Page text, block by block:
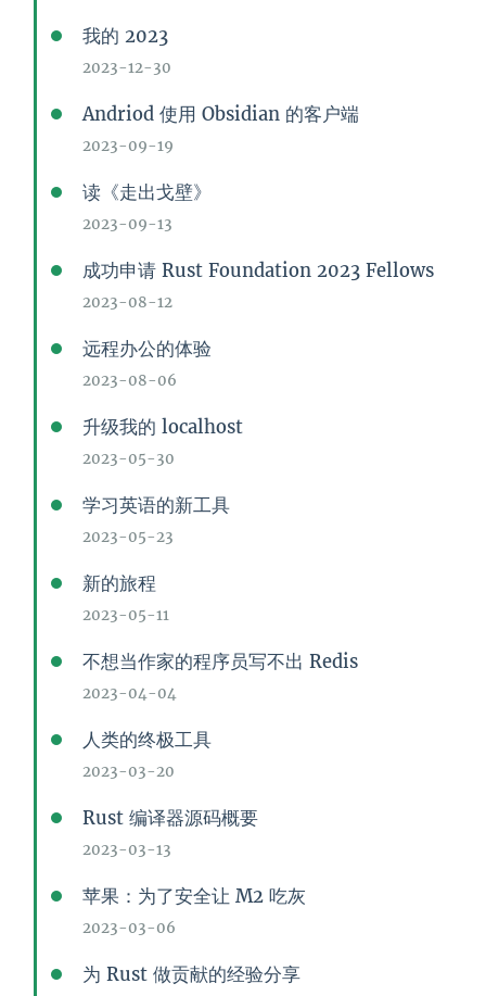
我的 2023
2023-12-30
Andriod 使用 Obsidian 的客户端
2023-09-19
读《走出戈壁》
2023-09-13
成功申请 Rust Foundation 2023 Fellows
2023-08-12
远程办公的体验
2023-08-06
升级我的 localhost
2023-05-30
学习英语的新工具
2023-05-23
新的旅程
2023-05-11
不想当作家的程序员写不出 Redis
2023-04-04
人类的终极工具
2023-03-20
Rust 编译器源码概要
2023-03-13
苹果：为了安全让 M2 吃灰
2023-03-06
为 Rust 做贡献的经验分享